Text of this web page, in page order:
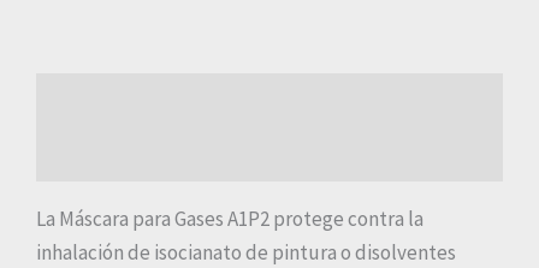
La Máscara para Gases A1P2 protege contra la
inhalación de isocianato de pintura o disolventes